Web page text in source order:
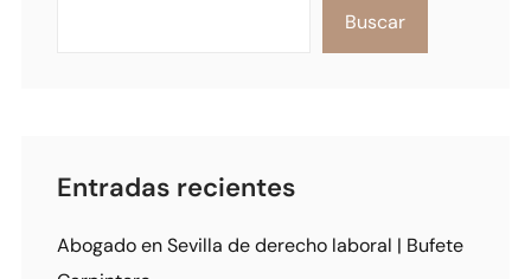
Buscar
Entradas recientes
Abogado en Sevilla de derecho laboral | Bufete